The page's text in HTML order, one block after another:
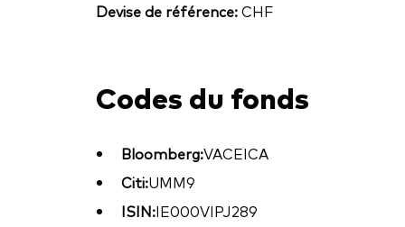
Devise de référence:CHF
Codes du fonds
Bloomberg:VACEICA
Citi:UMM9
ISIN:IE000VIPJ289